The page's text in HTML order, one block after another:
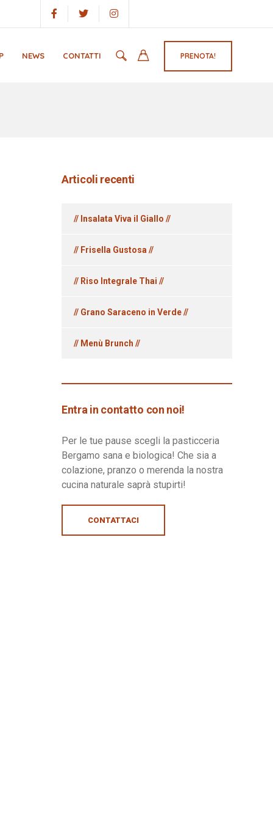
NEWS CONTATTI PRENOTA!
Articoli recenti
// Insalata Viva il Giallo //
// Frisella Gustosa //
// Riso Integrale Thai //
// Grano Saraceno in Verde //
// Menù Brunch //
Entra in contatto con noi!
Per le tue pause scegli la pasticceria
Bergamo sana e biologica! Che sia a
colazione, pranzo o merenda la nostra
cucina naturale saprà stupirti!
CONTATTACI